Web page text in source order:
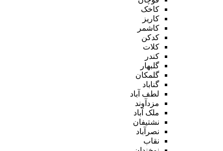
کاخک
کاریز
کاشمر
کدکن
کلات
کندر
گلبهار
گلمکان
گناباد
لطف آباد
مزدآوند
ملک آباد
نشتیفان
نصرآباد
نقاب